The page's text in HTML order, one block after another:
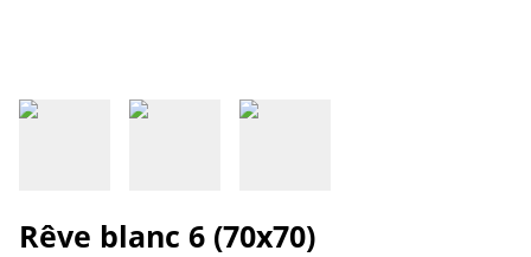
Rêve blanc 6 (70x70)